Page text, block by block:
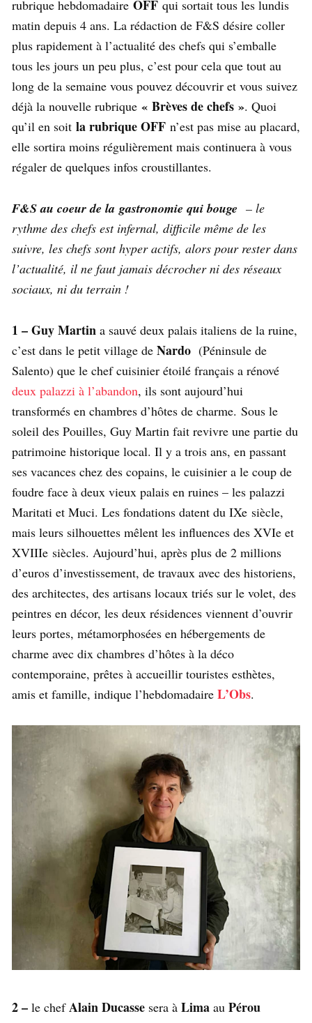
rubrique hebdomadaire OFF qui sortait tous les lundis
matin depuis 4 ans. La rédaction de F&S désire coller
plus rapidement à l’actualité des chefs qui s’emballe
tous les jours un peu plus, c’est pour cela que tout au
long de la semaine vous pouvez découvrir et vous suivez
déjà la nouvelle rubrique « Brèves de chefs ». Quoi
qu’il en soit la rubrique OFF n’est pas mise au placard,
elle sortira moins régulièrement mais continuera à vous
régaler de quelques infos croustillantes.
F&S au coeur de la gastronomie qui bouge – le
rythme des chefs est infernal, difficile même de les
suivre, les chefs sont hyper actifs, alors pour rester dans
l’actualité, il ne faut jamais décrocher ni des réseaux
sociaux, ni du terrain !
1 – Guy Martin a sauvé deux palais italiens de la ruine,
c’est dans le petit village de Nardo (Péninsule de
Salento) que le chef cuisinier étoilé français a rénové
deux palazzi à l’abandon, ils sont aujourd’hui
transformés en chambres d’hôtes de charme. Sous le
soleil des Pouilles, Guy Martin fait revivre une partie du
patrimoine historique local. Il y a trois ans, en passant
ses vacances chez des copains, le cuisinier a le coup de
foudre face à deux vieux palais en ruines – les palazzi
Maritati et Muci. Les fondations datent du IXe siècle,
mais leurs silhouettes mêlent les influences des XVIe et
XVIIIe siècles. Aujourd’hui, après plus de 2 millions
d’euros d’investissement, de travaux avec des historiens,
des architectes, des artisans locaux triés sur le volet, des
peintres en décor, les deux résidences viennent d’ouvrir
leurs portes, métamorphosées en hébergements de
charme avec dix chambres d’hôtes à la déco
contemporaine, prêtes à accueillir touristes esthètes,
amis et famille, indique l’hebdomadaire L’Obs.
2 – le chefAlain Ducasse sera à Lima au Pérou